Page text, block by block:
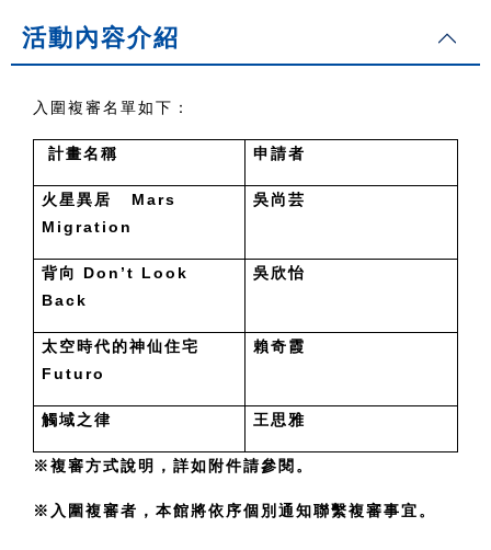
活動內容介紹
入圍複審名單如下：
計畫名稱 申請者
火星異居 Mars
Migration
吳尚芸
背向
Don’t Look
Back
吳欣怡
太空時代的神仙住宅
Futuro
賴奇霞
觸域之律 王思雅
※複審方式說明，詳如附件請參閱。
※入圍複審者，本館將依序個別通知聯繫複審事宜。